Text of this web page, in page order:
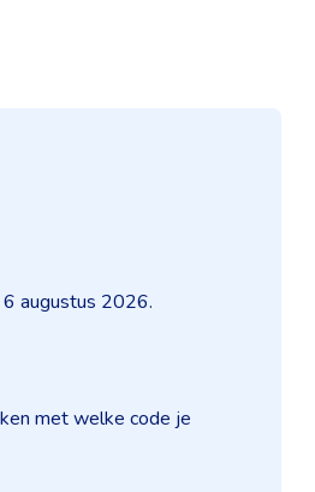
augustus 2026.
met welke code je